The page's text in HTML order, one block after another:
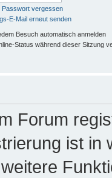
Passwort vergessen
E-Mail erneut senden
Besuch automatisch anmelden
Status während dieser Sitzung
Forum
ist in